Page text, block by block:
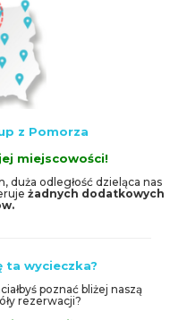
z Pomorza
miejscowości!
duża odległość dzieląca nas
żadnych dodatkowych
ta wycieczka?
poznać bliżej naszą
rezerwacji?